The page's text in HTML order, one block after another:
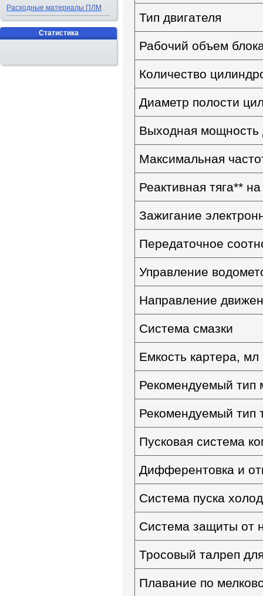
Тип двигателя
Рабочий объем
Количество
Диаметр полости
Выходная мощность
Максимальная
Реактивная тяга**
Зажигание
Передаточное
Управление
Направление
Система смазки
Емкость картера, мл
Рекомендуемый тип
Рекомендуемый тип
Пусковая система
Дифферентовка и
Система пуска
Система защиты от
Тросовый талреп
Плавание по
Расходные материалы ПЛМ
Статистика